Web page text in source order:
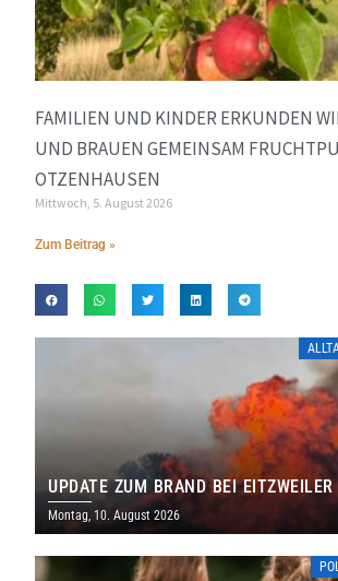
FAMILIEN UND KINDER ERKUNDEN
UND BRAUEN GEMEINSAM
OTZENHAUSEN
Mittwoch, 5. August 2026
Zum Beitrag »
UPDATE ZUM BRAND BEI EITZWEILER
Montag, 10. August 2026